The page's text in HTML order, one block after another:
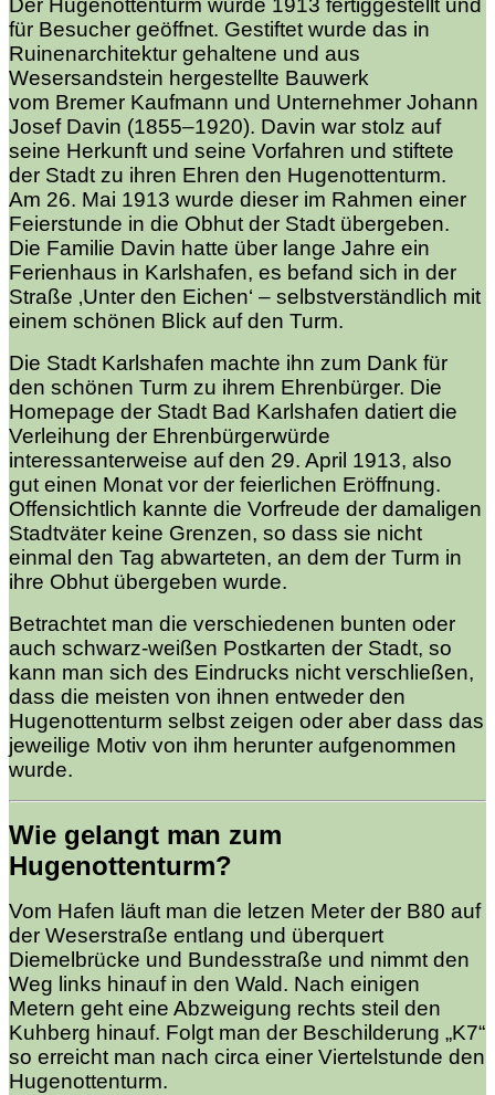
Der Hugenottenturm wurde 1913 fertiggestellt und
für Besucher geöffnet. Gestiftet wurde das in
Ruinenarchitektur gehaltene und aus
Wesersandstein hergestellte Bauwerk
vom Bremer Kaufmann und Unternehmer Johann
Josef Davin (1855–1920). Davin war stolz auf
seine Herkunft und seine Vorfahren und stiftete
der Stadt zu ihren Ehren den Hugenottenturm.
Am 26. Mai 1913 wurde dieser im Rahmen einer
Feierstunde in die Obhut der Stadt übergeben.
Die Familie Davin hatte über lange Jahre ein
Ferienhaus in Karlshafen, es befand sich in der
Straße ‚Unter den Eichen‘ – selbstverständlich mit
einem schönen Blick auf den Turm.
Die Stadt Karlshafen machte ihn zum Dank für
den schönen Turm zu ihrem Ehrenbürger. Die
Homepage der Stadt Bad Karlshafen datiert die
Verleihung der Ehrenbürgerwürde
interessanterweise auf den 29. April 1913, also
gut einen Monat vor der feierlichen Eröffnung.
Offensichtlich kannte die Vorfreude der damaligen
Stadtväter keine Grenzen, so dass sie nicht
einmal den Tag abwarteten, an dem der Turm in
ihre Obhut übergeben wurde.
Betrachtet man die verschiedenen bunten oder
auch schwarz-weißen Postkarten der Stadt, so
kann man sich des Eindrucks nicht verschließen,
dass die meisten von ihnen entweder den
Hugenottenturm selbst zeigen oder aber dass das
jeweilige Motiv von ihm herunter aufgenommen
wurde.
Wie gelangt man zum
Hugenottenturm?
Vom Hafen läuft man die letzen Meter der B80 auf
der Weserstraße entlang und überquert
Diemelbrücke und Bundesstraße und nimmt den
Weg links hinauf in den Wald. Nach einigen
Metern geht eine Abzweigung rechts steil den
Kuhberg hinauf. Folgt man der Beschilderung „K7“
so erreicht man nach circa einer Viertelstunde den
Hugenottenturm.